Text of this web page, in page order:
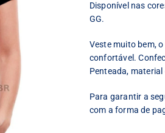
Disponível nas
GG.
Veste muito bem,
confortável.
Penteada,
Para garantir a
com a forma de